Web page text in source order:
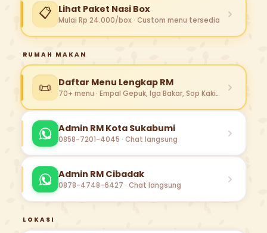
📋 Lihat Paket Nasi Box
Mulai Rp 24.000/box · Custom menu tersedia
RUMAH MAKAN
📜 Daftar Menu Lengkap RM
70+ menu · Empal Gepuk, Iga Bakar, Sop Kaki…
Admin RM Kota Sukabumi
0858-7201-4045 · Chat langsung
Admin RM Cibadak
0878-4748-6427 · Chat langsung
LOKASI